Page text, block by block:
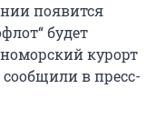
появится
будет
курорт
сообщили в пресс-